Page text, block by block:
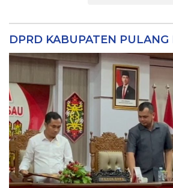
DPRD KABUPATEN PULANG